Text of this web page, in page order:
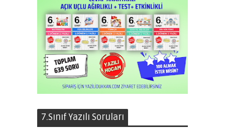
7.Sınıf Yazılı Soruları